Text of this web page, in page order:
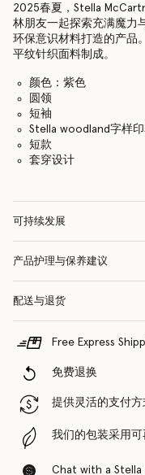
2025春夏，Stella
林朋友一起探索充满魔力
环保意识材料打造的产品
平纹针织面料制成。
颜色：紫色
圆领
短袖
Stella woodland字样
短款
套穿设计
可持续发展
产品护理与保养建议
配送与退货
Free Express
免费退换
提供灵活的支付方
我们的包装采用
Chat with a Stella